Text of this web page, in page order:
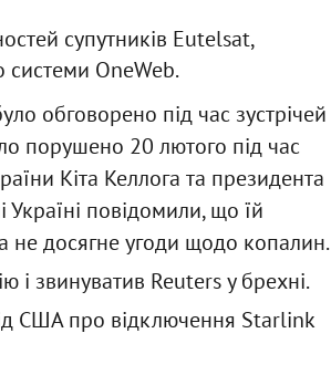
супутників Eutelsat,
системи OneWeb.
обговорено під час зустрічей
порушено 20 лютого під час
Кіта Келлога та президента
Україні повідомили, що їй
не досягне угоди щодо копалин.
і звинуватив Reuters у брехні.
США про відключення Starlink